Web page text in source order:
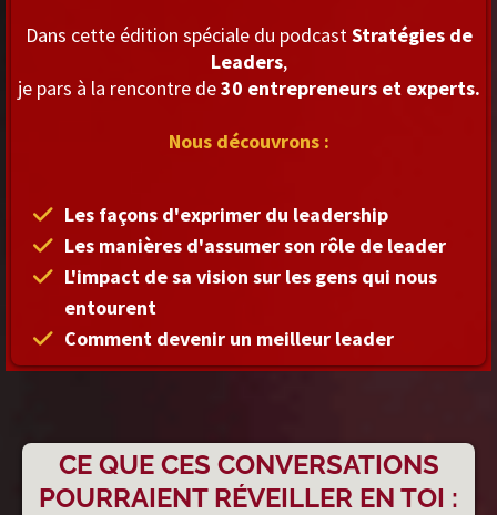
Dans cette édition spéciale du podcast Stratégies de
Leaders,
je pars à la rencontre de30 entrepreneurs et experts.
Nous découvrons :
Les façons d'exprimer du leadership
Les manières d'assumer son rôle de leader
L'impact de sa vision sur les gens qui nous
entourent
Comment devenir un meilleur leader
CE QUE CES CONVERSATIONS
POURRAIENT RÉVEILLER EN TOI :